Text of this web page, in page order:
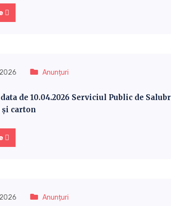
Anunțuri
de 10.04.2026 Serviciul Public de
carton
Anunțuri